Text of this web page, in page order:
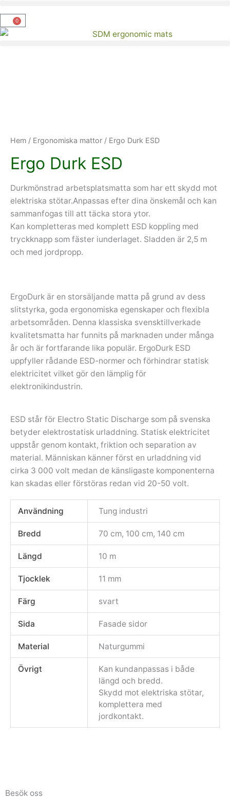
innehåll
0
Varukorg
Hem / Ergonomiska mattor / Ergo Durk ESD
Ergo Durk ESD
Durkmönstrad arbetsplatsmatta som har ett skydd mot
elektriska stötar.Anpassas efter dina önskemål och kan
sammanfogas till att täcka stora ytor.
Kan kompletteras med komplett ESD koppling med
tryckknapp som fäster iunderlaget. Sladden är 2,5 m
och med jordpropp.
ErgoDurk är en storsäljande matta på grund av dess
slitstyrka, goda ergonomiska egenskaper och flexibla
arbetsområden. Denna klassiska svensktillverkade
kvalitetsmatta har funnits på marknaden under många
år och är fortfarande lika populär. ErgoDurk ESD
uppfyller rådande ESD-normer och förhindrar statisk
elektricitet vilket gör den lämplig för
elektronikindustrin.
ESD står för Electro Static Discharge som på svenska
betyder elektrostatisk urladdning. Statisk elektricitet
uppstår genom kontakt, friktion och separation av
material. Människan känner först en urladdning vid
cirka 3 000 volt medan de känsligaste komponenterna
kan skadas eller förstöras redan vid 20-50 volt.
Användning Tung industri
Bredd 70 cm, 100 cm, 140 cm
Längd 10 m
Tjocklek 11 mm
Färg svart
Sida Fasade sidor
Material Naturgummi
Övrigt
Kan kundanpassas i både
längd och bredd.
Skydd mot elektriska stötar,
komplettera med
jordkontakt.
Besök oss